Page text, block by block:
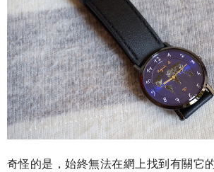
奇怪的是，始終無法在網上找到有關它